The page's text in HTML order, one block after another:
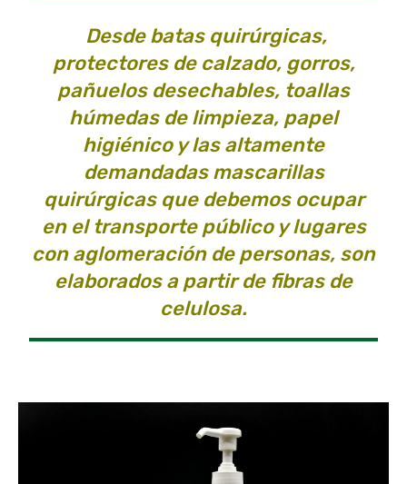
Desde batas quirúrgicas,
protectores de calzado, gorros,
pañuelos desechables, toallas
húmedas de limpieza, papel
higiénico y las altamente
demandadas mascarillas
quirúrgicas que debemos ocupar
en el transporte público y lugares
con aglomeración de personas, son
elaborados a partir de fibras de
celulosa.